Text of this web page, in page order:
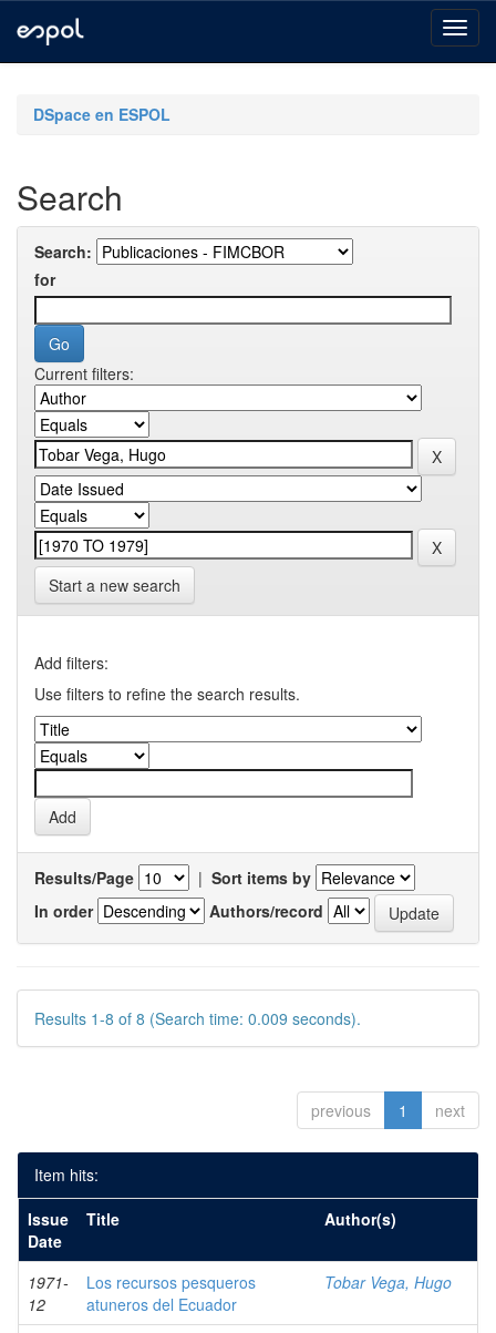
navigationDSpace en ESPOL
Search
Search:
for
Current filters:
Start a new search
Add filters:
Use filters to refine the search results.
Results/Page | Sort items by
In order
Authors/record
Results 1-8 of 8 (Search time: 0.009 seconds).
previous 1 next
Item hits:
Issue
Date
Title Author(s)
1971-
12
Los recursos pesqueros
atuneros del Ecuador
Tobar Vega, Hugo